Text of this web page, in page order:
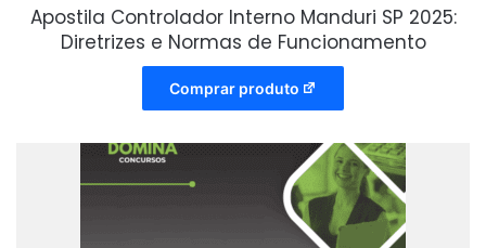
Apostila Controlador Interno Manduri SP 2025:
Diretrizes e Normas de Funcionamento
Comprar produto